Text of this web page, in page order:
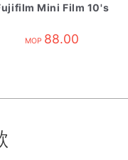
Mini Film 10's
MOP 88.00